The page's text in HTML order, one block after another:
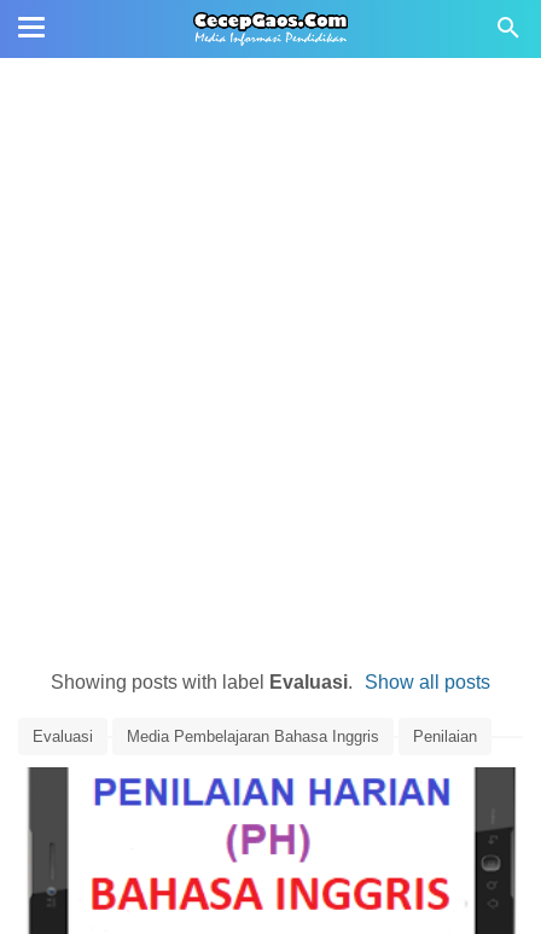
Showing posts with label Evaluasi. Show all posts
Evaluasi Media Pembelajaran Bahasa Inggris Penilaian
Penilaian Bahasa Inggris Penilaian Harian Bahasa Inggris